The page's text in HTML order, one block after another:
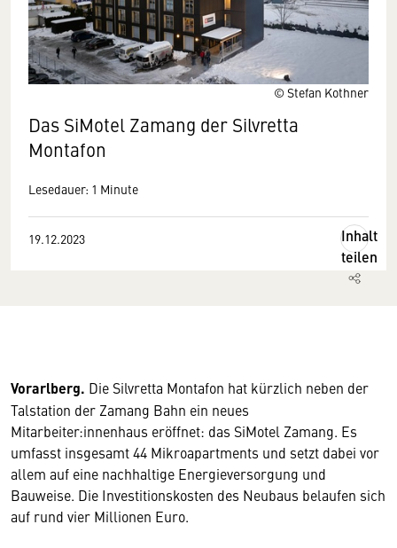
© Stefan Kothner
Das SiMotel Zamang der Silvretta
Montafon
Lesedauer: 1 Minute
19.12.2023
Inhalt
teilen
Vorarlberg. Die Silvretta Montafon hat kürzlich neben der
Talstation der Zamang Bahn ein neues
Mitarbeiter:innenhaus eröffnet: das SiMotel Zamang. Es
umfasst insgesamt 44 Mikroapartments und setzt dabei vor
allem auf eine nachhaltige Energieversorgung und
Bauweise. Die Investitionskosten des Neubaus belaufen sich
auf rund vier Millionen Euro.